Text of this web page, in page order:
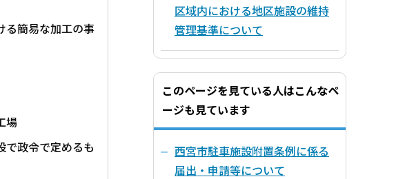
る簡易な加工の事
場
で政令で定めるも
区域内における地区施設の維持
管理基準について
このページを見ている人はこんなペ
ージも見ています
西宮市駐車施設附置条例に係る
届出・申請等について